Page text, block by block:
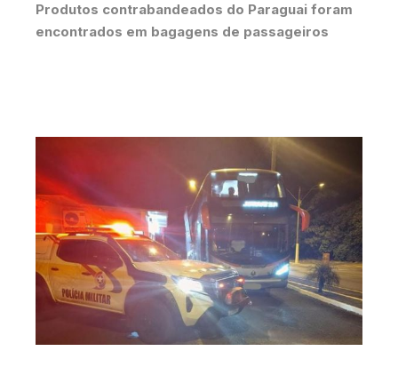
Produtos contrabandeados do Paraguai foram
encontrados em bagagens de passageiros